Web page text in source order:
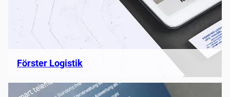
Förster Logistik